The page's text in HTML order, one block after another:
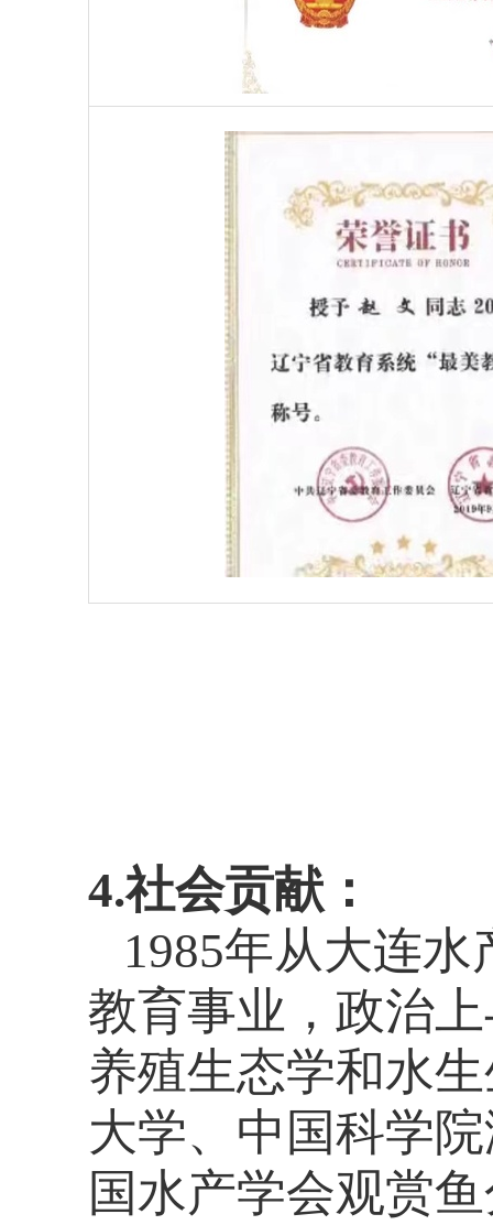
4.社会贡献：
1985年从大连水
教育事业，政治
养殖生态学和水
大学、中国科学
国水产学会观赏